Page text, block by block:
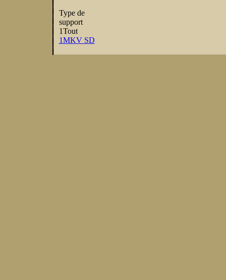
Type de
support
1Tout
1MKV SD